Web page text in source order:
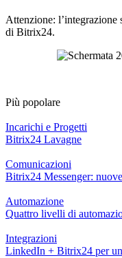
Attenzione: l’integrazione
di Bitrix24.
Più popolare
Incarichi e Progetti
Bitrix24 Lavagne
Comunicazioni
Bitrix24 Messenger:
Automazione
Quattro livelli di
Integrazioni
LinkedIn + Bitrix24 per